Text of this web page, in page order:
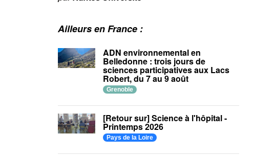
Ailleurs en France :
ADN environnemental en
Belledonne : trois jours de
sciences participatives aux Lacs
Robert, du 7 au 9 août
Grenoble
[Retour sur] Science à l'hôpital -
Printemps 2026
Pays de la Loire